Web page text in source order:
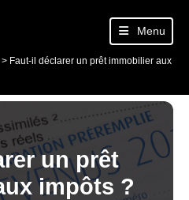
Menu
> Faut-il déclarer un prêt immobilier aux
un prêt
impôts ?